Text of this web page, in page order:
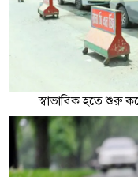
স্বাভাবিক হতে শুরু